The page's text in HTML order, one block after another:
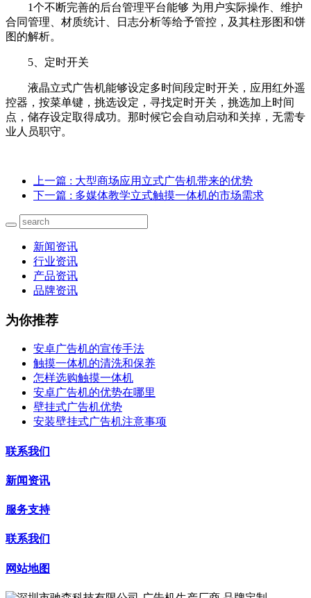
1个不断完善的后台管理平台能够 为用户实际操作、维护
合同管理、材质统计、日志分析等给予管控，及其柱形图和饼
图的解析。
5、定时开关
液晶立式广告机能够设定多时间段定时开关，应用红外遥
控器，按菜单键，挑选设定，寻找定时开关，挑选加上时间
点，储存设定取得成功。那时候它会自动启动和关掉，无需专
业人员职守。
上一篇 : 大型商场应用立式广告机带来的优势
下一篇 : 多媒体教学立式触摸一体机的市场需求
新闻资讯
行业资讯
产品资讯
品牌资讯
为你推荐
安卓广告机的宣传手法
触摸一体机的清洗和保养
怎样选购触摸一体机
安卓广告机的优势在哪里
壁挂式广告机优势
安装壁挂式广告机注意事项
联系我们
新闻资讯
服务支持
联系我们
网站地图